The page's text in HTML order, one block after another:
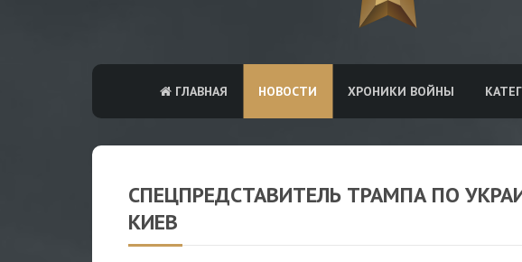
ГЛАВНАЯ НОВОСТИ ХРОНИКИ ВОЙНЫ
СПЕЦПРЕДСТАВИТЕЛЬ ТРАМПА ПО
КИЕВ